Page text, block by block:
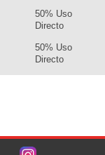
50% Uso
Directo
50% Uso
Directo